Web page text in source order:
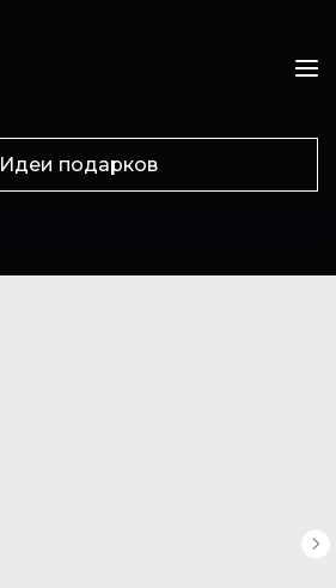
Идеи подарков